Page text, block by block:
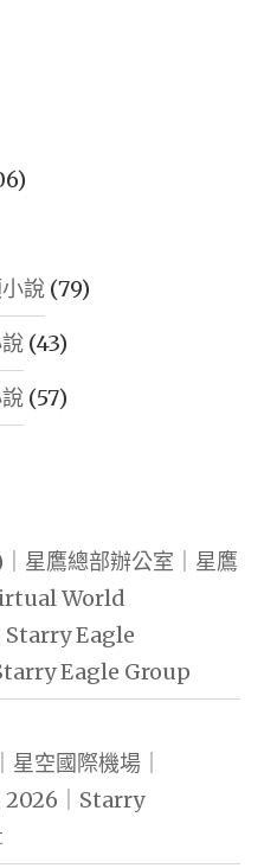
說 (79)
(43)
(57)
星鷹總部辦公室｜星鷹
World
Eagle
Eagle Group
空國際機場｜
2026｜Starry